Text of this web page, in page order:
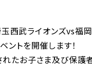
玉西武ライオンズvs福
ントを開催します！
たお子さま及び保